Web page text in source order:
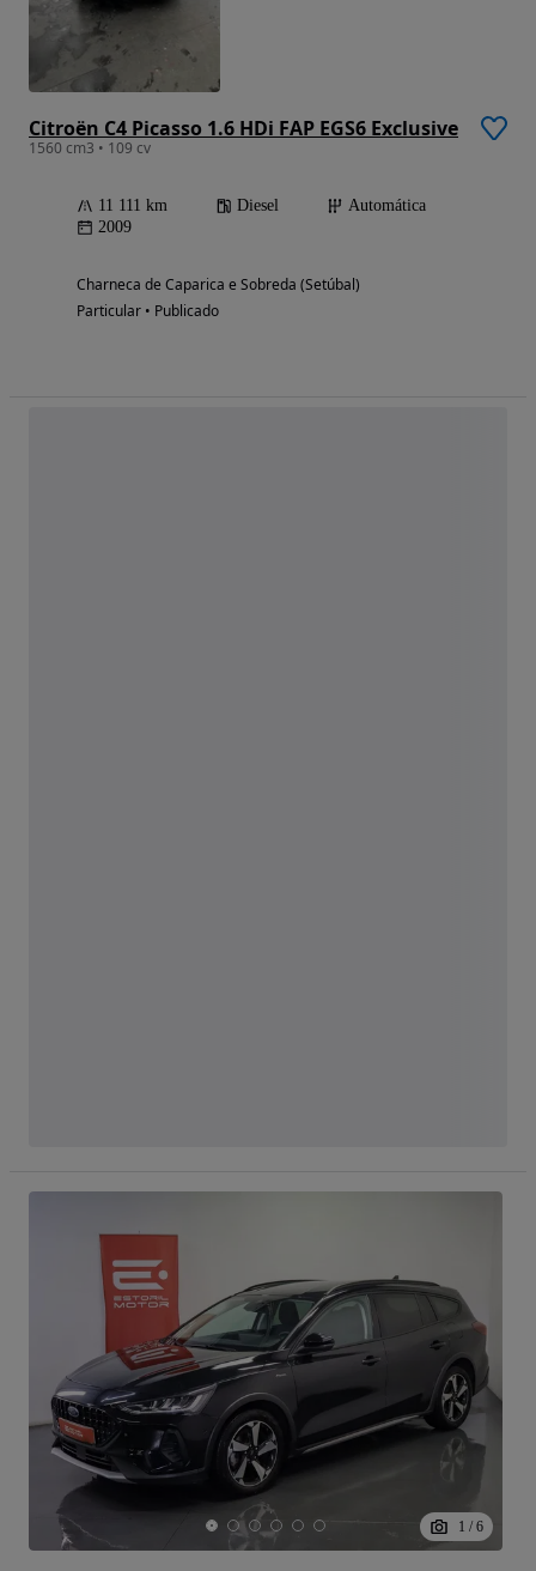
Citroën C4 Picasso 1.6 HDi FAP EGS6 Exclusive
1560 cm3 • 109 cv
11 111 km Diesel
Automática
2009
Charneca de Caparica e Sobreda (Setúbal)
Particular • Publicado
1 / 6